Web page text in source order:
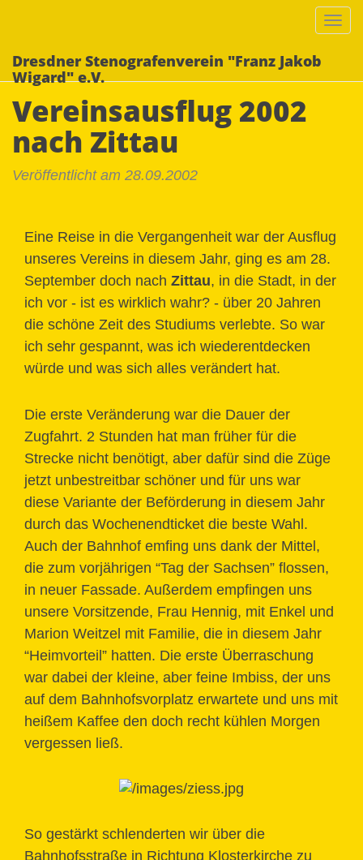
Dresdner Stenografenverein "Franz Jakob
Wigard" e.V.
Vereinsausflug 2002
nach Zittau
Veröffentlicht am 28.09.2002
Eine Reise in die Vergangenheit war der Ausflug
unseres Vereins in diesem Jahr, ging es am 28.
September doch nach Zittau, in die Stadt, in der
ich vor - ist es wirklich wahr? - über 20 Jahren
die schöne Zeit des Studiums verlebte. So war
ich sehr gespannt, was ich wiederentdecken
würde und was sich alles verändert hat.
Die erste Veränderung war die Dauer der
Zugfahrt. 2 Stunden hat man früher für die
Strecke nicht benötigt, aber dafür sind die Züge
jetzt unbestreitbar schöner und für uns war
diese Variante der Beförderung in diesem Jahr
durch das Wochenendticket die beste Wahl.
Auch der Bahnhof emfing uns dank der Mittel,
die zum vorjährigen “Tag der Sachsen” flossen,
in neuer Fassade. Außerdem empfingen uns
unsere Vorsitzende, Frau Hennig, mit Enkel und
Marion Weitzel mit Familie, die in diesem Jahr
“Heimvorteil” hatten. Die erste Überraschung
war dabei der kleine, aber feine Imbiss, der uns
auf dem Bahnhofsvorplatz erwartete und uns mit
heißem Kaffee den doch recht kühlen Morgen
vergessen ließ.
So gestärkt schlenderten wir über die
Bahnhofsstraße in Richtung Klosterkirche zu